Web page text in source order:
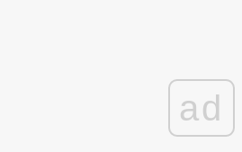
ad